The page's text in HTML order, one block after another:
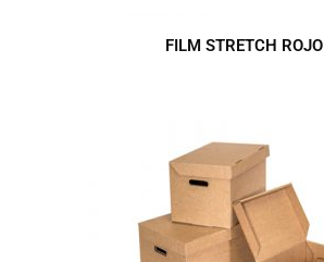
FILM STRETCH ROJO